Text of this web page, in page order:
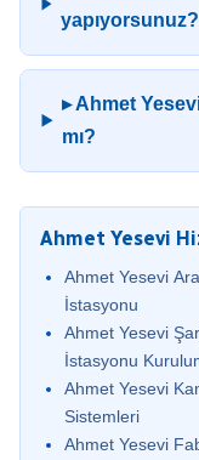
yapıyorsunuz?
▸ Ahmet
mı?
Ahmet Yesevi
Ahmet Yesevi
İstasyonu
Ahmet Yesevi
İstasyonu
Ahmet Yesevi
Sistemleri
Ahmet Yesevi